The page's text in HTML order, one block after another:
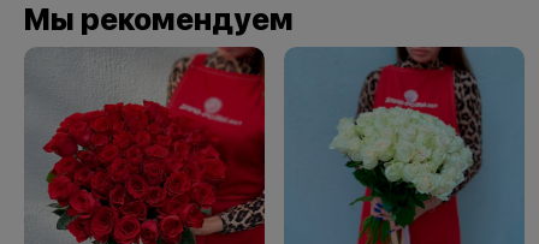
Мы рекомендуем